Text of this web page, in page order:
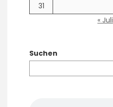
31
« Juli
Suchen